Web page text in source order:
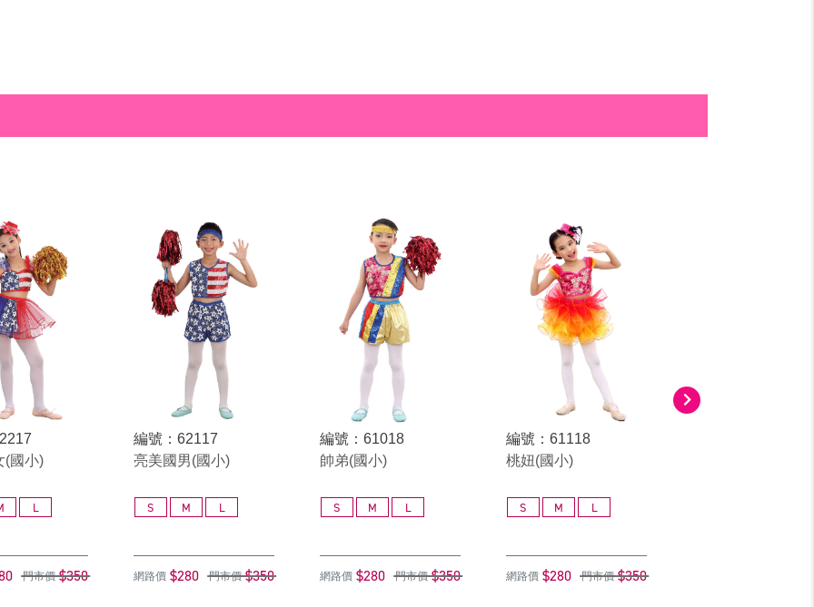
(國小)
L
門市價 $350
編號：62117
亮美國男(國小)
S M L
網路價 $280 門市價 $350
編號：61018
帥弟(國小)
S M L
網路價 $280 門市價 $350
編號：61118
桃妞(國小)
S M L
網路價 $280 門市價 $350